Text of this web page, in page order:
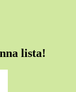
lista!